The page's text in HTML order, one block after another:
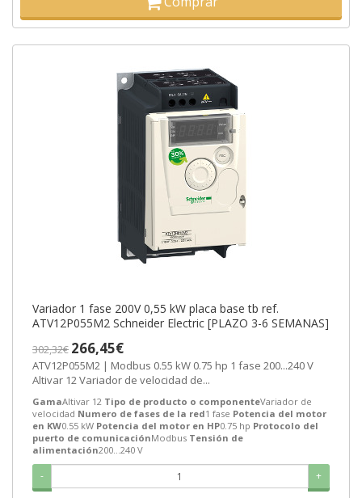
Variador 1 fase 200V 0,55 kW placa base tb ref.
ATV12P055M2 Schneider Electric [PLAZO 3-6 SEMANAS]
302,32€ 266,45€
ATV12P055M2 | Modbus 0.55 kW 0.75 hp 1 fase 200...240 V
Altivar 12 Variador de velocidad de...
GamaAltivar 12 Tipo de producto o componenteVariador de
velocidad Numero de fases de la red1 fase Potencia del motor
en KW0.55 kW Potencia del motor en HP0.75 hp Protocolo del
puerto de comunicaciónModbus Tensión de
alimentación200...240 V
- +